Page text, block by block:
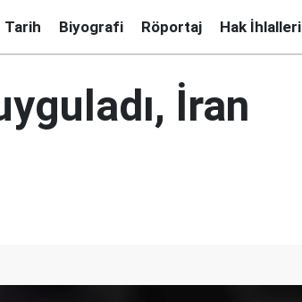
Tarih Biyografi Röportaj Hak İhlalleri
İran